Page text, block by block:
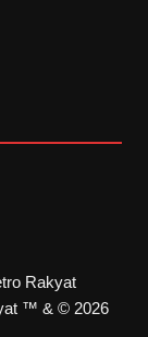
Rakyat
™ & © 2026